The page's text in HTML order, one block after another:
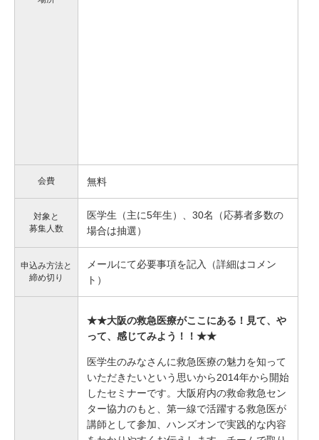
会費 無料
対象と
募集人数
医学生（主に5年生）、30名（応募者多数の
場合は抽選）
申込み方法と
締め切り
メールにて必要事項を記入（詳細はコメン
ト）
★★大阪の救急医療がここにある！見て、や
って、感じてみよう！！★★
医学生のみなさんに救急医療の魅力を知って
いただきたいという思いから2014年から開始
したセミナーです。大阪府内の救命救急セン
ター協力のもと、第一線で活躍する救急医が
講師として参加、ハンズオンで実践的な内容